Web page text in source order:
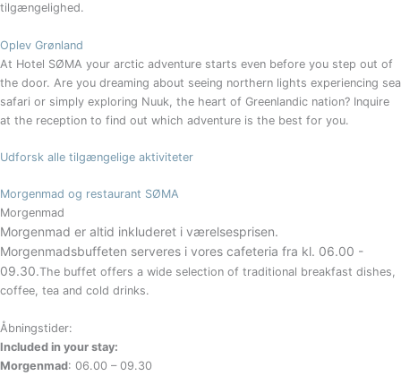
tilgængelighed.
Oplev Grønland
At Hotel SØMA your arctic adventure starts even before you step out of
the door. Are you dreaming about seeing northern lights experiencing sea
safari or simply exploring Nuuk, the heart of Greenlandic nation? Inquire
at the reception to find out which adventure is the best for you.
Udforsk alle tilgængelige aktiviteter
Morgenmad og restaurant SØMA
Morgenmad
Morgenmad er altid inkluderet i værelsesprisen.
Morgenmadsbuffeten serveres i vores cafeteria fra kl. 06.00 -
09.30.The buffet offers a wide selection of traditional breakfast dishes,
coffee, tea and cold drinks.
Åbningstider:
Included in your stay:
Morgenmad: 06.00 – 09.30